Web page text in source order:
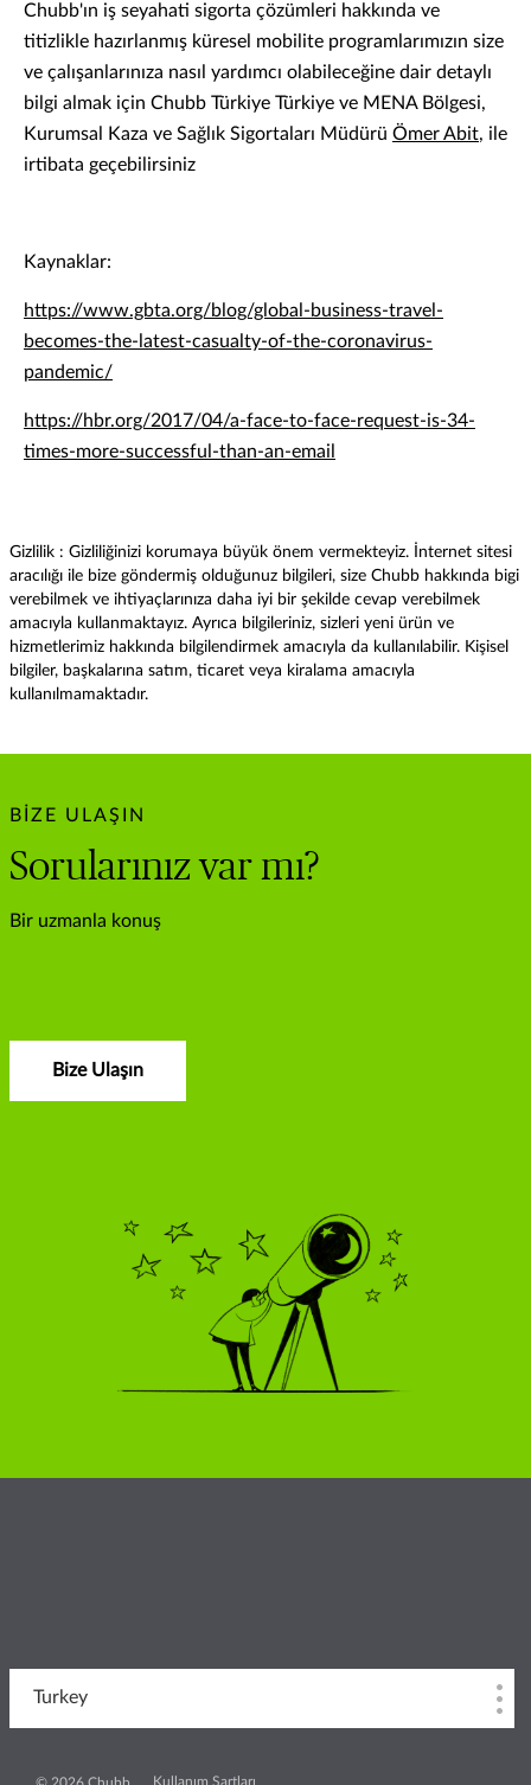
Chubb'ın iş seyahati sigorta çözümleri hakkında ve
titizlikle hazırlanmış küresel mobilite programlarımızın size
ve çalışanlarınıza nasıl yardımcı olabileceğine dair detaylı
bilgi almak için Chubb Türkiye Türkiye ve MENA Bölgesi,
Kurumsal Kaza ve Sağlık Sigortaları Müdürü Ömer Abit, ile
irtibata geçebilirsiniz
Kaynaklar:
https://www.gbta.org/blog/global-business-travel-
becomes-the-latest-casualty-of-the-coronavirus-
pandemic/
https://hbr.org/2017/04/a-face-to-face-request-is-34-
times-more-successful-than-an-email
Gizlilik : Gizliliğinizi korumaya büyük önem vermekteyiz. İnternet sitesi
aracılığı ile bize göndermiş olduğunuz bilgileri, size Chubb hakkında bigi
verebilmek ve ihtiyaçlarınıza daha iyi bir şekilde cevap verebilmek
amacıyla kullanmaktayız. Ayrıca bilgileriniz, sizleri yeni ürün ve
hizmetlerimiz hakkında bilgilendirmek amacıyla da kullanılabilir. Kişisel
bilgiler, başkalarına satım, ticaret veya kiralama amacıyla
kullanılmamaktadır.
BIZE ULAŞIN
Sorularınız var mı?
Bir uzmanla konuş
Bize Ulaşın
Turkey
Kullanım Şartları